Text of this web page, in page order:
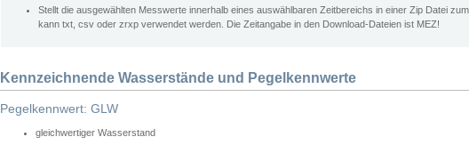
Stellt die ausgewählten Messwerte innerhalb eines auswählbaren Zeitbereichs in einer Zip Datei
kann txt, csv oder zrxp verwendet werden. Die Zeitangabe in den Download-Dateien ist MEZ!
Kennzeichnende Wasserstände und Pegelkennwerte
Pegelkennwert: GLW
gleichwertiger Wasserstand